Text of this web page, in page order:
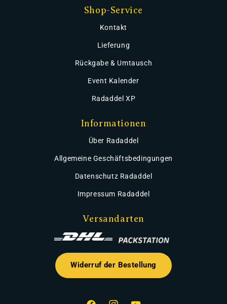
Shop-Service
Kontakt
Lieferung
Rückgabe & Umtausch
Event Kalender
Radaddel XP
Informationen
Über Radaddel
Allgemeine Geschäftsbedingungen
Datenschutz Radaddel
Impressum Radaddel
Versandarten
Widerruf der Bestellung